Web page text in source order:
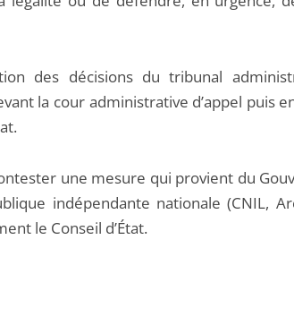
des décisions du tribunal
la cour administrative d’appel puis
une mesure qui provient du
indépendante nationale (CNIL,
le Conseil d’État.